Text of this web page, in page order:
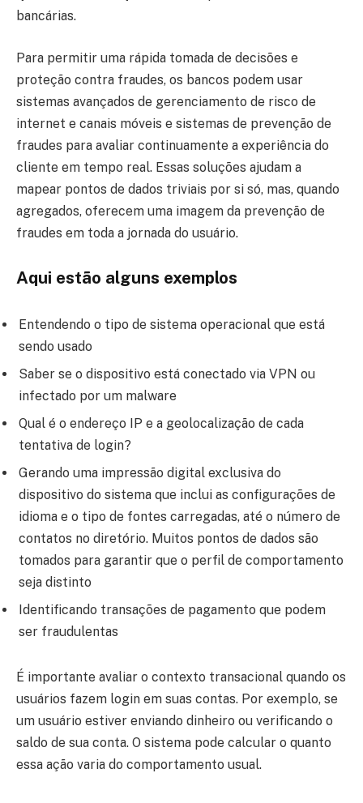
bancárias.
Para permitir uma rápida tomada de decisões e
proteção contra fraudes, os bancos podem usar
sistemas avançados de gerenciamento de risco de
internet e canais móveis e sistemas de prevenção de
fraudes para avaliar continuamente a experiência do
cliente em tempo real. Essas soluções ajudam a
mapear pontos de dados triviais por si só, mas, quando
agregados, oferecem uma imagem da prevenção de
fraudes em toda a jornada do usuário.
Aqui estão alguns exemplos
Entendendo o tipo de sistema operacional que está
sendo usado
Saber se o dispositivo está conectado via VPN ou
infectado por um malware
Qual é o endereço IP e a geolocalização de cada
tentativa de login?
Gerando uma impressão digital exclusiva do
dispositivo do sistema que inclui as configurações de
idioma e o tipo de fontes carregadas, até o número de
contatos no diretório. Muitos pontos de dados são
tomados para garantir que o perfil de comportamento
seja distinto
Identificando transações de pagamento que podem
ser fraudulentas
É importante avaliar o contexto transacional quando os
usuários fazem login em suas contas. Por exemplo, se
um usuário estiver enviando dinheiro ou verificando o
saldo de sua conta. O sistema pode calcular o quanto
essa ação varia do comportamento usual.